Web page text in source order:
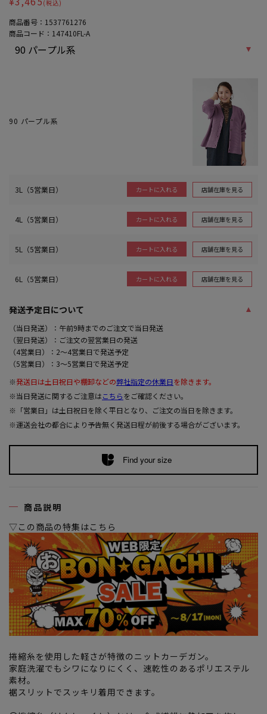
(税込)
商品番号： 1537761276
商品コード： 147410FL-A
90 パープル系
3L（5営業日） カートに入れる 店舗在庫を見る
4L（5営業日） カートに入れる 店舗在庫を見る
5L（5営業日） カートに入れる 店舗在庫を見る
6L（5営業日） カートに入れる 店舗在庫を見る
発送予定日について
（当日発送）：午前9時までのご注文で当日発送
（翌日発送）：ご注文の翌営業日の発送
（4営業日）：2～4営業日で発送予定
（5営業日）：3～5営業日で発送予定
※発送日は土日祝日や棚卸などの弊社指定の休業日を除きます。
※当日発送に関するご注意はこちらをご確認ください。
※「営業日」は土日祝日を除く平日となり、ご注文の当日を除きます。
※運送会社の都合により予告無く発送日程が前後する場合がございます。
Find your size
商品説明
▽この商品の特集はこちら
捲縮糸を使用した軽さが特徴のニットカーデガン。
家庭洗濯でもシワになりにくく、速乾性のあるポリエステル
素材。
裾スリットでスッキリ着用できます。